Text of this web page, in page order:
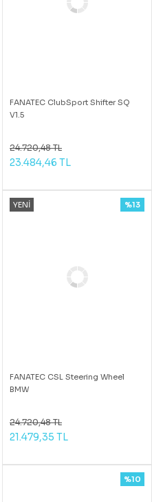
FANATEC ClubSport Shifter SQ
V1.5
24.720,48 TL
23.484,46 TL
YENİ
FANATEC CSL Steering Wheel
BMW
%13
24.720,48 TL
21.479,35 TL
%10